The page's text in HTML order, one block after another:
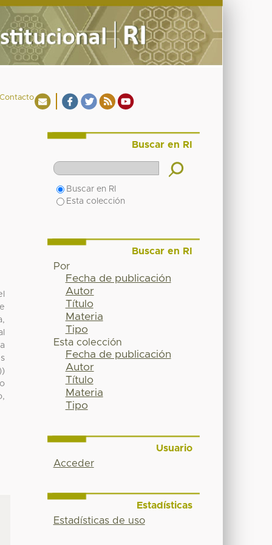
Contacto
Buscar en RI
Buscar en RI
Esta colección
Buscar en RI
Por
Fecha de publicación
Autor
Título
Materia
Tipo
Esta colección
Fecha de publicación
Autor
Título
Materia
Tipo
Usuario
Acceder
Estadísticas
Estadísticas de uso